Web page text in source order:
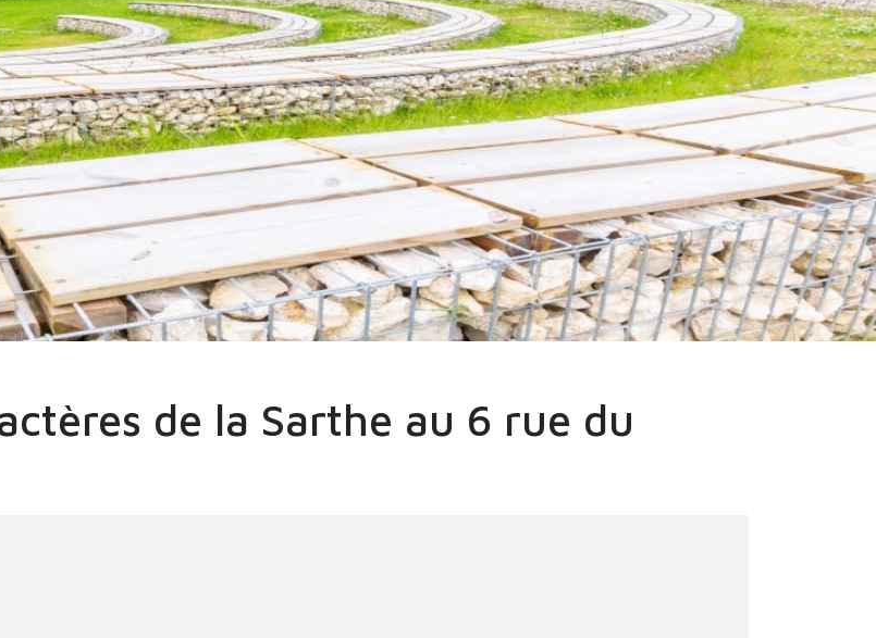
la Sarthe au 6 rue du Moulin
de la Sarthe au 6 rue du